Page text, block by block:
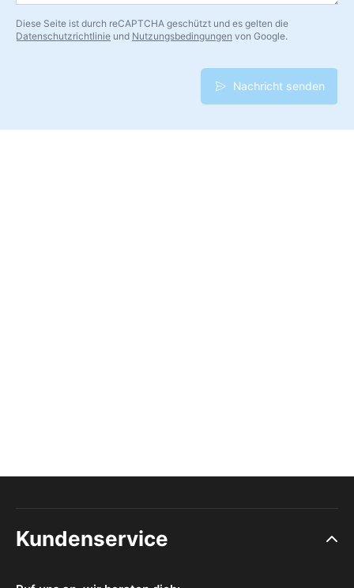
Diese Seite ist durch reCAPTCHA geschützt und es gelten die
Datenschutzrichtlinie und Nutzungsbedingungen von Google.
Nachricht senden
Kundenservice